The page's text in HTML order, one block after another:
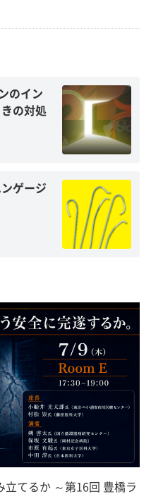
のイン
の対処
ゲージ
立てるか ～第16回 豊橋ラ